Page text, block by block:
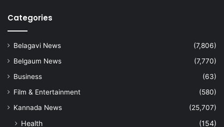
Categories
Belagavi News
(7,806)
Belgaum News
(7,770)
Business
(63)
Film & Entertainment
(580)
Kannada News
(25,707)
Health (154)